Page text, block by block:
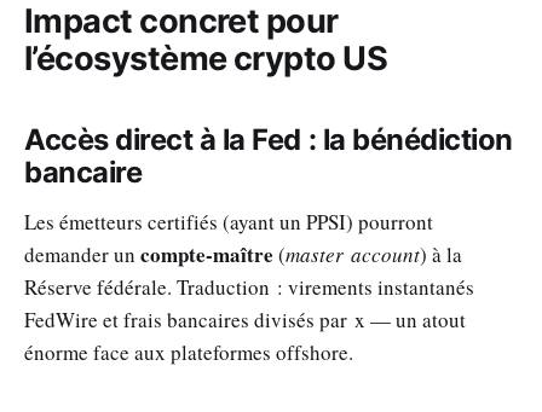
Impact concret pour
l’écosystème crypto US
Accès direct à la Fed : la bénédiction
bancaire
Les émetteurs certifiés (ayant un PPSI) pourront
demander un compte‑maître (master account) à la
Réserve fédérale. Traduction : virements instantanés
FedWire et frais bancaires divisés par x — un atout
énorme face aux plateformes offshore.